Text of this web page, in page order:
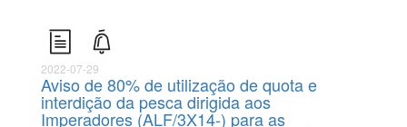
2022-07-29
Aviso de 80% de utilização de quota e
interdição da pesca dirigida aos
Imperadores (ALF/3X14-) para as